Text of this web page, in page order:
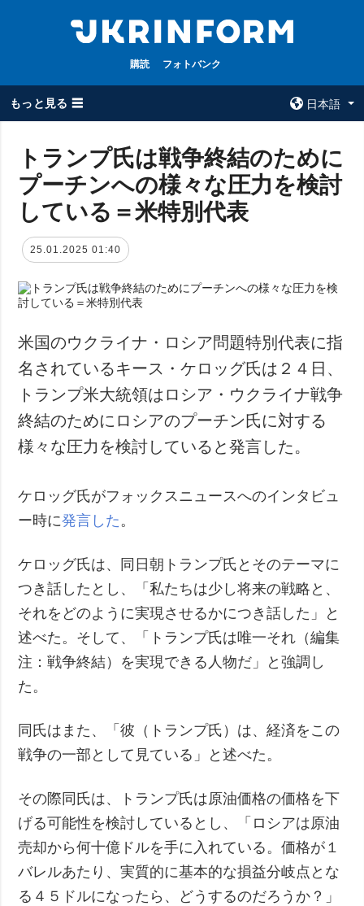
購読 フォトバンク
もっと見る ☰
日本語
全てのトピック
戦争
政治
経済・復興
防衛
社会・文化
スポーツ
犯罪
事故・緊急事態
ウクルインフォ
ルム
ウクルインフォル
追加
インタビュー
写真
サービス
フォトバンク
トランプ氏は戦争終結のために
プーチンへの様々な圧力を検討
している＝米特別代表
25.01.2025 01:40
米国のウクライナ・ロシア問題特別代表に指
名されているキース・ケロッグ氏は２４日、
トランプ米大統領はロシア・ウクライナ戦争
終結のためにロシアのプーチン氏に対する
様々な圧力を検討していると発言した。
ケロッグ氏がフォックスニュースへのインタビュ
ー時に発言した 。
ケロッグ氏は、同日朝トランプ氏とそのテーマに
つき話したとし、「私たちは少し将来の戦略と、
それをどのように実現させるかにつき話した」と
述べた。そして、「トランプ氏は唯一それ（編集
注：戦争終結）を実現できる人物だ」と強調し
た。
同氏はまた、「彼（トランプ氏）は、経済をこの
戦争の一部として見ている」と述べた。
その際同氏は、トランプ氏は原油価格の価格を下
げる可能性を検討しているとし、「ロシアは原油
売却から何十億ドルを手に入れている。価格が１
バレルあたり、実質的に基本的な損益分岐点とな
る４５ドルになったら、どうするのだろうか？」